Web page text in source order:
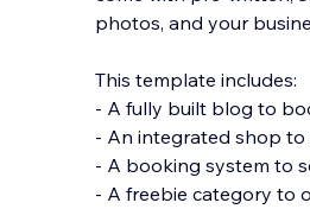
photos, and your
This template includes:
- A fully built blog to
- An integrated shop
- A booking system to
- A freebie category to